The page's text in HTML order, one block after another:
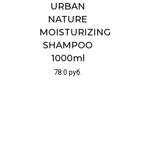
URBAN
NATURE
MOISTURIZING
SHAMPOO
1000ml
78.0 руб.